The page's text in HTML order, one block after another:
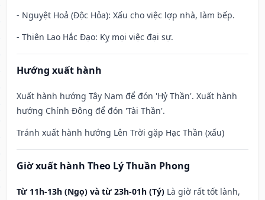
- Nguyệt Hoả (Độc Hỏa): Xấu cho việc lợp nhà, làm bếp.
- Thiên Lao Hắc Đạo: Kỵ mọi việc đại sự.
Hướng xuất hành
Xuất hành hướng Tây Nam để đón 'Hỷ Thần'. Xuất hành
hướng Chính Đông để đón 'Tài Thần'.
Tránh xuất hành hướng Lên Trời gặp Hạc Thần (xấu)
Giờ xuất hành Theo Lý Thuần Phong
Từ 11h-13h (Ngọ) và từ 23h-01h (Tý) Là giờ rất tốt lành,